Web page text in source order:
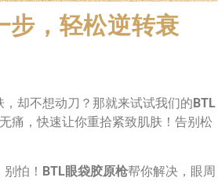
步，轻松逆转衰
却不想动刀？那就来试试我们的 BTL
无痛，快速让你重拾紧致肌肤！告别松
怕！ BTL眼袋胶原枪帮你解决，眼周